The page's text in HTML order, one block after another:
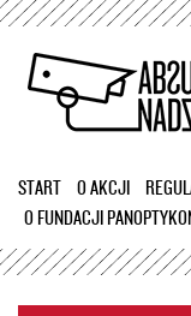
START O AKCJI
O FUNDACJI